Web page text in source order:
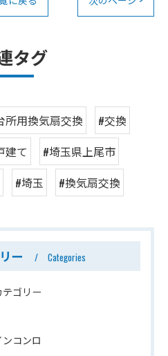
タグ
所用換気扇交換
#交換
建て
#埼玉県上尾市
#埼玉 #換気扇交換
ー Categories
ゴリー
コンロ